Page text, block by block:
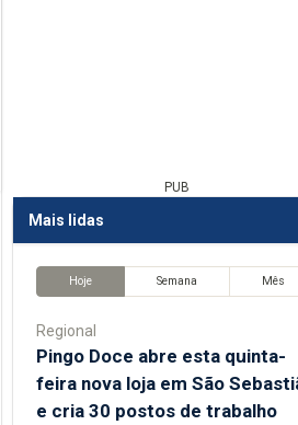
PUB
Mais lidas
Hoje Semana Mês
Regional
Pingo Doce abre esta quinta-
feira nova loja em São
e cria 30 postos de trabalho